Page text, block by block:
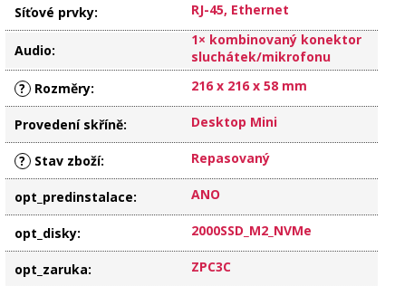
Síťové prvky: RJ-45, Ethernet
Audio:
1× kombinovaný konektor
sluchátek/mikrofonu
? Rozměry: 216 x 216 x 58 mm
Provedení skříně: Desktop Mini
? Stav zboží: Repasovaný
opt_predinstalace: ANO
opt_disky: 2000SSD_M2_NVMe
opt_zaruka:
ZPC3C